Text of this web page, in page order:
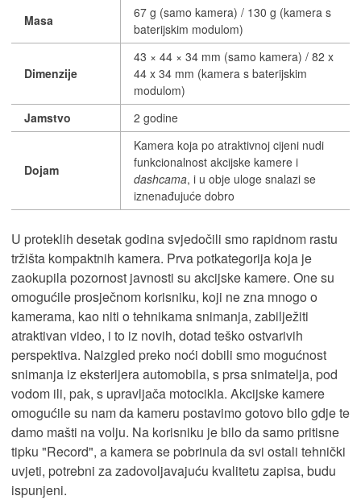
Masa
67 g (samo kamera) / 130 g (kamera s
baterijskim modulom)
Dimenzije
43 × 44 × 34 mm (samo kamera) / 82 x
44 x 34 mm (kamera s baterijskim
modulom)
Jamstvo
2 godine
Dojam
Kamera koja po atraktivnoj cijeni nudi
funkcionalnost akcijske kamere i
dashcama, i u obje uloge snalazi se
iznenađujuće dobro
U proteklih desetak godina svjedočili smo rapidnom rastu
tržišta kompaktnih kamera. Prva potkategorija koja je
zaokupila pozornost javnosti su akcijske kamere. One su
omogućile prosječnom korisniku, koji ne zna mnogo o
kamerama, kao niti o tehnikama snimanja, zabilježiti
atraktivan video, i to iz novih, dotad teško ostvarivih
perspektiva. Naizgled preko noći dobili smo mogućnost
snimanja iz eksterijera automobila, s prsa snimatelja, pod
vodom ili, pak, s upravljača motocikla. Akcijske kamere
omogućile su nam da kameru postavimo gotovo bilo gdje te
damo mašti na volju. Na korisniku je bilo da samo pritisne
tipku "Record", a kamera se pobrinula da svi ostali tehnički
uvjeti, potrebni za zadovoljavajuću kvalitetu zapisa, budu
ispunjeni.